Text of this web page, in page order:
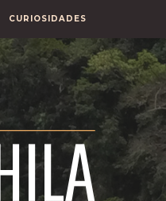
CURIOSIDADES